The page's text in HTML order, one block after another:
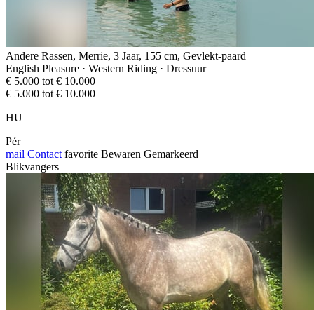
Andere Rassen, Merrie, 3 Jaar, 155 cm, Gevlekt-paard
English Pleasure · Western Riding · Dressuur
€ 5.000 tot € 10.000
€ 5.000 tot € 10.000
HU
Pér
mail Contact favorite Bewaren Gemarkeerd
Blikvangers